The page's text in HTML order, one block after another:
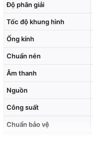
Độ phân giải
Tốc độ khung hình
Ống kính
Chuẩn nén
Âm thanh
Nguồn
Công suất
Chuẩn bảo vệ